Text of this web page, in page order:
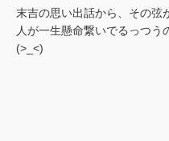
末吉の思い出話から、その弦
人が一生懸命繋いでるっつう
(>_<)